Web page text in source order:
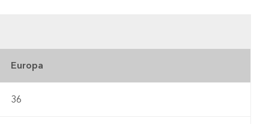
Europa
36